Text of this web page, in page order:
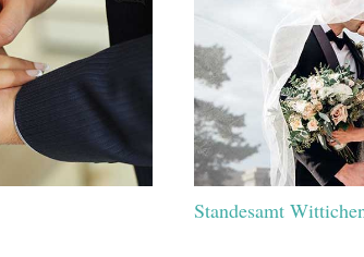
Standesamt